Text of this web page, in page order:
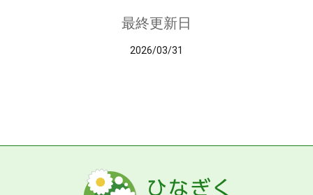
最終更新日
2026/03/31